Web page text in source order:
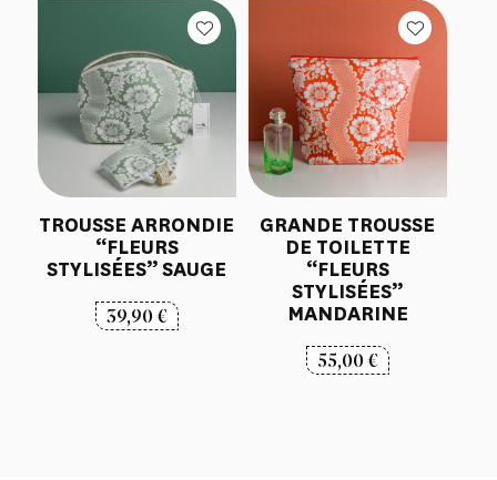
TROUSSE ARRONDIE
“FLEURS
STYLISÉES” SAUGE
39,90€
GRANDE TROUSSE
DE TOILETTE
“FLEURS
STYLISÉES”
MANDARINE
55,00€